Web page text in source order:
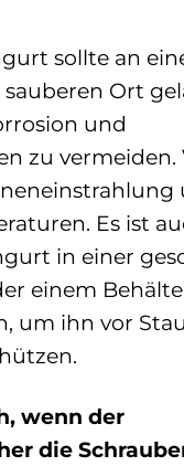
sollte an
Ort
und
zu vermeiden.
Es ist
in einer
einem
um ihn vor
wenn der
die